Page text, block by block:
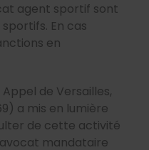
agent sportif sont
En cas
en
de Versailles,
a mis en lumière
de cette activité
mandataire